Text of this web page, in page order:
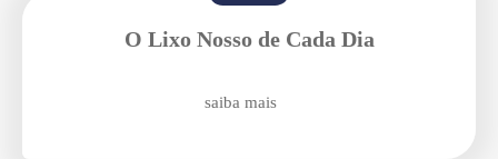
O Lixo Nosso de Cada Dia
saiba mais